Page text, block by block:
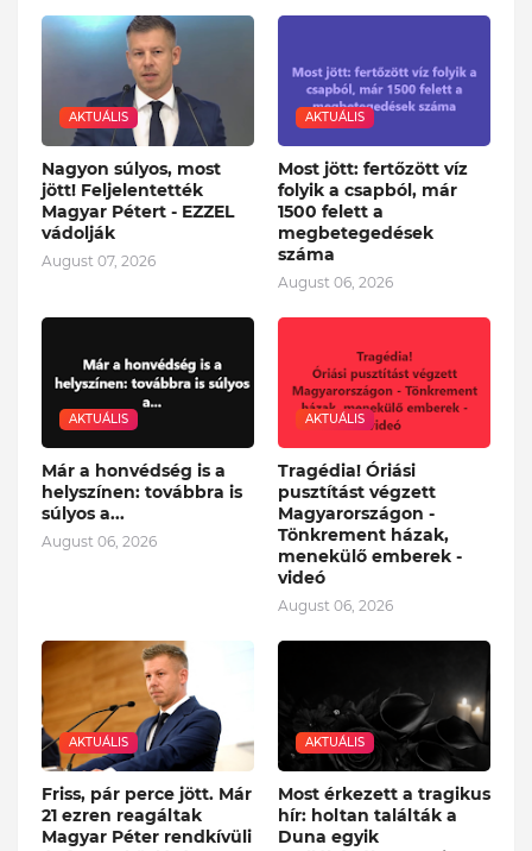
AKTUÁLIS
Nagyon súlyos, most
jött! Feljelentették
Magyar Pétert - EZZEL
vádolják
August 07, 2026
AKTUÁLIS
Most jött: fertőzött víz
folyik a csapból, már
1500 felett a
megbetegedések
száma
August 06, 2026
AKTUÁLIS
Már a honvédség is a
helyszínen: továbbra is
súlyos a...
August 06, 2026
AKTUÁLIS
Tragédia! Óriási
pusztítást végzett
Magyarországon -
Tönkrement házak,
menekülő emberek -
videó
August 06, 2026
AKTUÁLIS
Friss, pár perce jött. Már
21 ezren reagáltak
Magyar Péter rendkívüli
AKTUÁLIS
Most érkezett a tragikus
hír: holtan találták a
Duna egyik